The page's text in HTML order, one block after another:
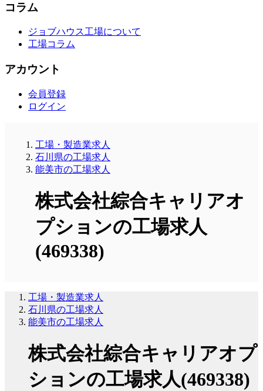
コラム
ジョブハウス工場について
工場コラム
アカウント
会員登録
ログイン
工場・製造業求人
石川県の工場求人
能美市の工場求人
株式会社綜合キャリアオ
プションの工場求人
(469338)
工場・製造業求人
石川県の工場求人
能美市の工場求人
株式会社綜合キャリアオプ
ションの工場求人(469338)